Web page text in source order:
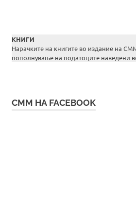
КНИГИ
Нарачките на книгите во издание на
пополнување на податоците наведени
СММ НА FACEBOOK